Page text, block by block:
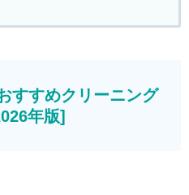
すすめクリーニング
年版]